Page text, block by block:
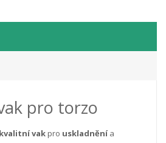
pro torzo
kvalitnívak pro uskladněnía